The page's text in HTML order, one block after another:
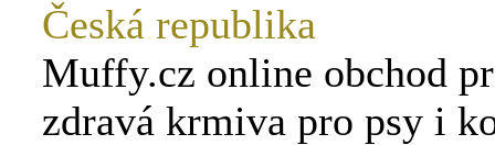
Česká republika
Muffy.cz online obchod
zdravá krmiva pro psy i